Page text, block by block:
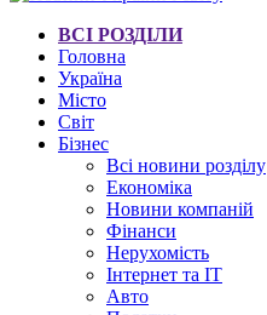
ВСІ РОЗДІЛИ
Головна
Україна
Місто
Світ
Бізнес
Всі новини розділу
Економіка
Новини компаній
Фінанси
Нерухомість
Інтернет та IT
Авто